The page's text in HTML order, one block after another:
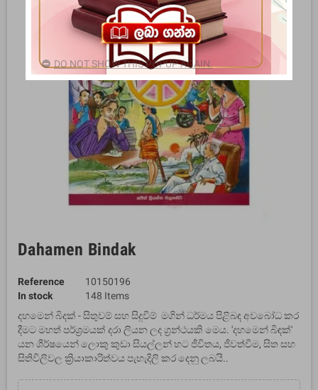
Dahamen Bindak
Reference
10150196
In stock
148 Items
දහමෙන් බිදක් - සිතුවම් සහ සිදුවීම් මගින් ධර්මය පිළිබඳ අවබෝධ කර
දීමට මහත් පර්ශ්‍රමයක් දරා ලියන ලද ග්‍රන්ථයකි මෙය. 'දහමෙන් බිඳක්'
යන ශීර්ෂයෙන් ලොකු කුඩා සියල්ලන් හට ජීවිතය, ජීවත්වීම, සිත සහ
සිතිවිලිවල ක්‍රියාකාරිත්වය පැහැදිලි කර දෙනු ලබයි..
DO NOT SHOW THIS POPUP AGAIN.